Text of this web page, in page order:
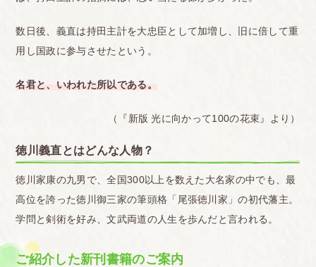
数日後、義直は持田主計を大忠臣として加増し、旧に倍して重
用し国政に参与させたという。
名君と、いわれた所以である。
（『新版 光に向かって100の花束』より）
徳川義直とはどんな人物？
徳川家康の九男で、全国300以上を数えた大名家の中でも、最
高位を誇った徳川御三家の筆頭格「尾張徳川家」の初代藩主。
学問と剣術を好み、文武両道の人生を歩んだと言われる。
ご紹介した新刊書籍のご案内